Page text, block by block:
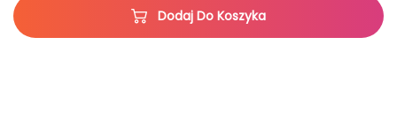
Dodaj Do Koszyka